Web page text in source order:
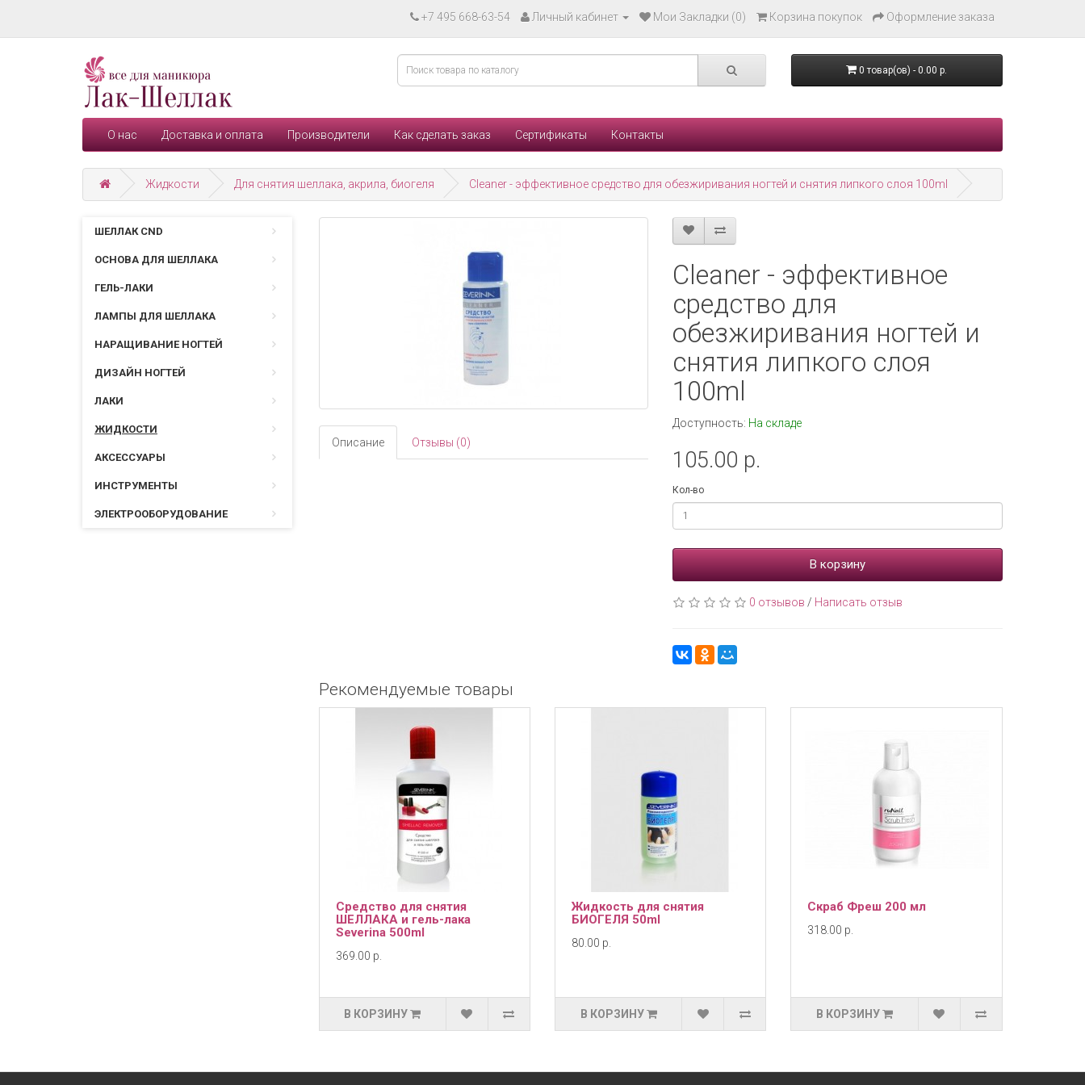
+7 495 668-63-54 Личный кабинет Мои Закладки (0) Корзина покупок Оформление заказа
0 товар(ов) - 0.00 р.
О нас Доставка и оплата Производители Как сделать заказ Сертификаты Контакты
Жидкости Для снятия шеллака, акрила, биогеля Cleaner - эффективное средство для обезжиривания ногтей и снятия липкого слоя 100ml
ШЕЛЛАК CND
ОСНОВА ДЛЯ ШЕЛЛАКА
ГЕЛЬ-ЛАКИ
ЛАМПЫ ДЛЯ ШЕЛЛАКА
НАРАЩИВАНИЕ НОГТЕЙ
ДИЗАЙН НОГТЕЙ
ЛАКИ
ЖИДКОСТИ
АКСЕССУАРЫ
ИНСТРУМЕНТЫ
ЭЛЕКТРООБОРУДОВАНИЕ
Описание Отзывы (0)
Cleaner - эффективное
средство для
обезжиривания ногтей и
снятия липкого слоя
100ml
Доступность: На складе
105.00 р.
Кол-во
В корзину
0 отзывов / Написать отзыв
Рекомендуемые товары
Средство для снятия
ШЕЛЛАКА и гель-лака
Severina 500ml
369.00 р.
В КОРЗИНУ
Жидкость для снятия
БИОГЕЛЯ 50ml
80.00 р.
В КОРЗИНУ
Скраб Фреш 200 мл
318.00 р.
В КОРЗИНУ